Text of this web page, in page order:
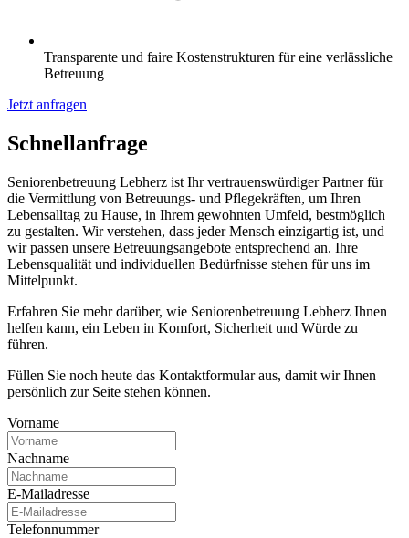
Transparente und faire Kostenstrukturen für eine verlässliche
Betreuung
Jetzt anfragen
Schnell­anfrage
Seniorenbetreuung Lebherz ist Ihr vertrauenswürdiger Partner für
die Vermittlung von Betreuungs- und Pflegekräften, um Ihren
Lebensalltag zu Hause, in Ihrem gewohnten Umfeld, bestmöglich
zu gestalten. Wir verstehen, dass jeder Mensch einzigartig ist, und
wir passen unsere Betreuungsangebote entsprechend an. Ihre
Lebensqualität und individuellen Bedürfnisse stehen für uns im
Mittelpunkt.
Erfahren Sie mehr darüber, wie Seniorenbetreuung Lebherz Ihnen
helfen kann, ein Leben in Komfort, Sicherheit und Würde zu
führen.
Füllen Sie noch heute das Kontaktformular aus, damit wir Ihnen
persönlich zur Seite stehen können.
Vorname
Nachname
E-Mailadresse
Telefonnummer